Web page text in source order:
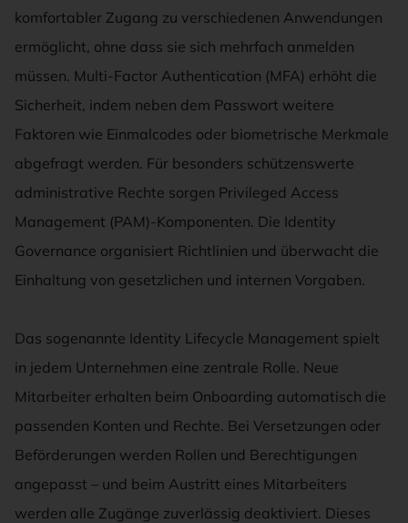
komfortabler Zugang zu verschiedenen Anwendungen
ermöglicht, ohne dass sie sich mehrfach anmelden
müssen. Multi-Factor Authentication (MFA) erhöht die
Sicherheit, indem neben dem Passwort weitere
Faktoren wie Einmalcodes oder biometrische Merkmale
abgefragt werden. Für besonders schützenswerte
administrative Rechte sorgen Privileged Access
Management (PAM)-Komponenten. Die Identity
Governance organisiert Richtlinien und überwacht die
Einhaltung von gesetzlichen und internen Vorgaben.
Das sogenannte Identity Lifecycle Management spielt
in jedem Unternehmen eine zentrale Rolle. Neue
Mitarbeiter erhalten beim Onboarding automatisch die
passenden Konten und Rechte. Bei Versetzungen oder
Beförderungen werden Rollen und Berechtigungen
angepasst – und beim Austritt eines Mitarbeiters
werden alle Zugänge zuverlässig deaktiviert. Dieses